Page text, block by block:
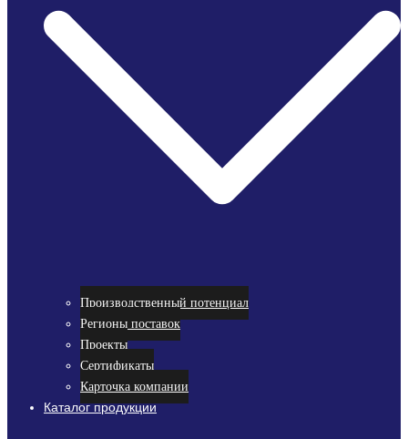
Производственный потенциал
Регионы поставок
Проекты
Сертификаты
Карточка компании
Каталог продукции